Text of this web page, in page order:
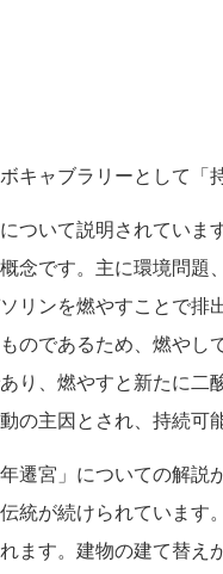
キャブラリーとして「
ついて説明されてい
念です。主に環境問題
リンを燃やすことで排
のであるため、燃やし
り、燃やすと新たに
の主因とされ、持続可
遷宮」についての解説
統が続けられていま
ます。建物の建て替